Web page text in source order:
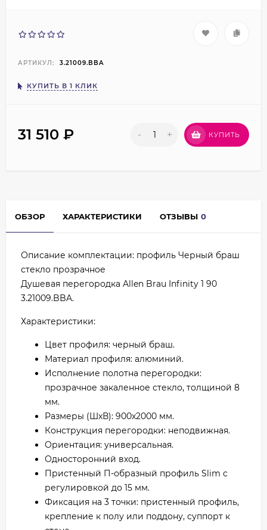
АРТИКУЛ: 3.21009.BBA
КУПИТЬ В 1 КЛИК
31 510 ₽ - + КУПИТЬ
ОБЗОР ХАРАКТЕРИСТИКИ ОТЗЫВЫ 0
Описание комплектации: профиль Черный браш
стекло прозрачное
Душевая перегородка Allen Brau Infinity 1 90
3.21009.BBA.
Характеристики:
Цвет профиля: черный браш.
Материал профиля: алюминий.
Исполнение полотна перегородки:
прозрачное закаленное стекло, толщиной 8
мм.
Размеры (ШхВ): 900х2000 мм.
Конструкция перегородки: неподвижная.
Ориентация: универсальная.
Односторонний вход.
Пристенный П-образный профиль Slim с
регулировкой до 15 мм.
Фиксация на 3 точки: пристенный профиль,
крепление к полу или поддону, суппорт к